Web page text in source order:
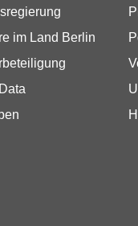
im Land Berlin